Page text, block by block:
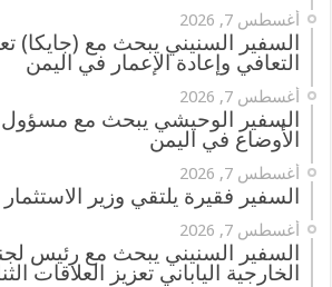
أغسطس 7, 2026
السفير السنيني يبحث مع (جايكا)
التعافي وإعادة الإعمار في اليمن
أغسطس 7, 2026
السفير الوحيشي يبحث مع
الأوضاع في اليمن
أغسطس 7, 2026
السفير فقيرة يلتقي وزير الاستثمار
أغسطس 7, 2026
السفير السنيني يبحث مع رئيس
الخارجية الياباني تعزيز العلاقات